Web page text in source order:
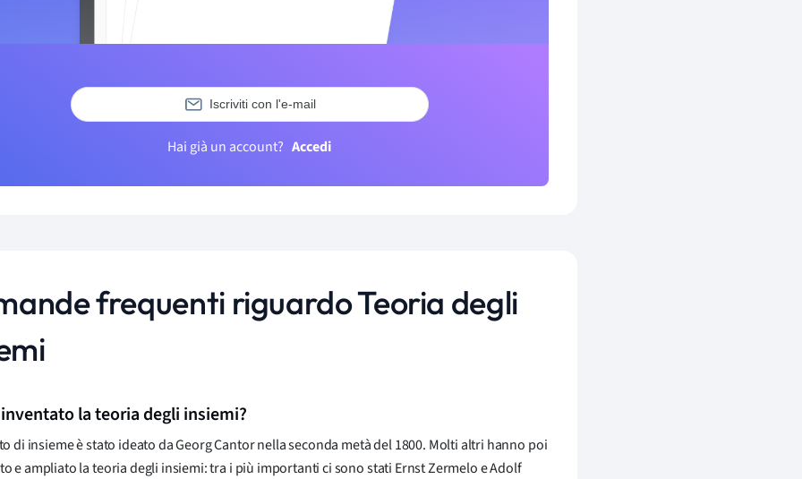
Iscriviti con l'e-mail
Hai già un account? Accedi
frequenti riguardo Teoria degli
la teoria degli insiemi?
di insieme è stato ideato da Georg Cantor nella seconda metà del 1800. Molti altri hanno poi
e ampliato la teoria degli insiemi: tra i più importanti ci sono stati Ernst Zermelo e Adolf